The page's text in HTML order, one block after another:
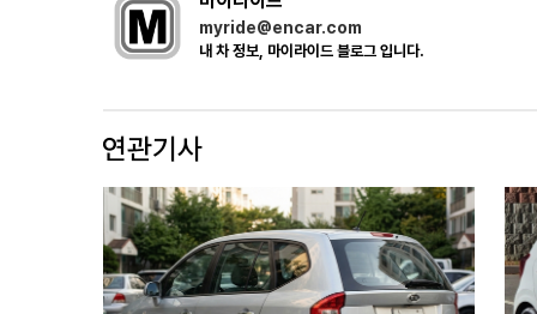
myride@encar.com
내 차 정보, 마이라이드 블로그 입니다.